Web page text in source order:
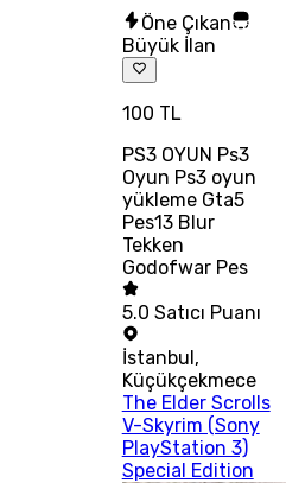
Öne Çıkan
Büyük İlan
100 TL
PS3 OYUN Ps3
Oyun Ps3 oyun
yükleme Gta5
Pes13 Blur
Tekken
Godofwar Pes
5.0 Satıcı Puanı
İstanbul,
Küçükçekmece
The Elder Scrolls
V-Skyrim (Sony
PlayStation 3)
Special Edition